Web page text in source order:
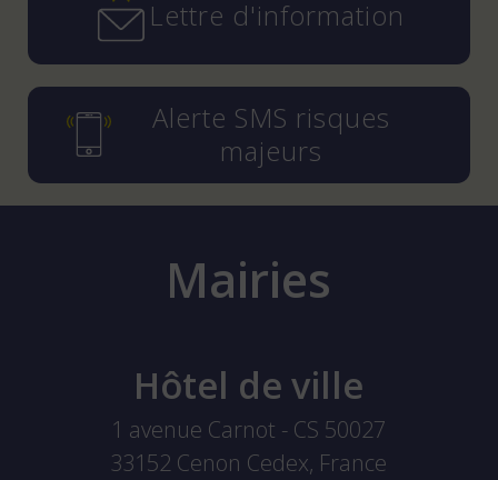
Lettre d'information
Alerte SMS risques
majeurs
Mairies
Hôtel de ville
1 avenue Carnot - CS 50027
33152 Cenon Cedex, France